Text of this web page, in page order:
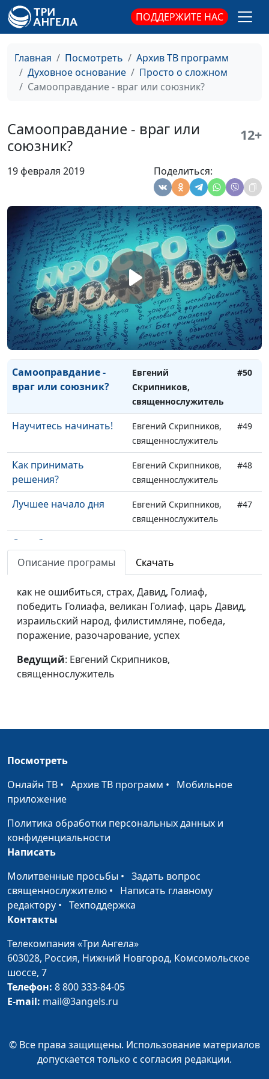
ПОДДЕРЖИТЕ НАС
Главная Посмотреть
Архив ТВ программ
Духовное основание
Просто о сложном
Самооправдание - враг или союзник?
Самооправдание - враг или
союзник?
12+
19 февраля 2019 Поделиться:
Учимся учиться
Евгений Скрипников,
священнослужитель
#59
Как правильно
конфликтовать?
Евгений Скрипников,
священнослужитель
Как победить лень?
Евгений Скрипников,
#56
Я никому ничего не
Евгений Скрипников,
священнослужитель
#55
Умение говорить
«нет»
Евгений Скрипников,
священнослужитель
#54
Слушать и слышать
Евгений Скрипников,
священнослужитель
#53
Давать ли обещания?
Евгений Скрипников,
священнослужитель
#52
Как реагировать на
сарказм?
Евгений Скрипников,
священнослужитель
#51
Самооправдание -
враг или союзник?
Евгений
Скрипников,
священнослужитель
#50
Научитесь начинать!
Евгений Скрипников,
священнослужитель
#49
Как принимать
решения?
Евгений Скрипников,
священнослужитель
#48
Лучшее начало дня
Евгений Скрипников,
священнослужитель
#47
Сила благодарности
священнослужитель
комфорта
священнослужитель
Бой с гневом
Евгений Скрипников,
священнослужитель
Речь - результат
эволюции или Божий
Антон Бойков,
счастья
священнослужитель
настоящему?
Довольны ли мы
жизнью?
Антон Бойков,
В чем сила слов?
Антон Бойков,
Что делать с плохими
Антон Бойков,
священнослужитель
Откуда у нас
нравственные
ценности?
Антон Бойков,
Что выбрать для
чтения?
Антон Бойков,
#36
Как научиться
Зачем Бог стал
человеком?
Антон Бойков,
священнослужитель
#34
Описание програмы Скачать
как не ошибиться, страх, Давид, Голиаф,
победить Голиафа, великан Голиаф, царь Давид,
израильский народ, филистимляне, победа,
поражение, разочарование, успех
Ведущий: Евгений Скрипников,
священнослужитель
Посмотреть
Онлайн ТВ • Архив ТВ программ • Мобильное
приложение
Политика обработки персональных данных и
конфиденциальности
Написать
Молитвенные просьбы • Задать вопрос
священнослужителю • Написать главному
редактору • Техподдержка
Контакты
Телекомпания «Три Ангела»
603028, Россия, Нижний Новгород, Комсомольское
шоссе, 7
Телефон: 8 800 333-84-05
E-mail: mail@3angels.ru
© Все права защищены. Использование материалов
допускается только с согласия редакции.